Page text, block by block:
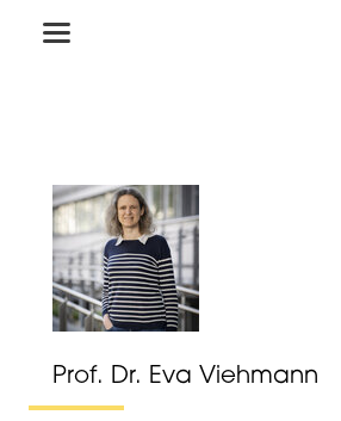
Prof. Dr. Eva Viehmann